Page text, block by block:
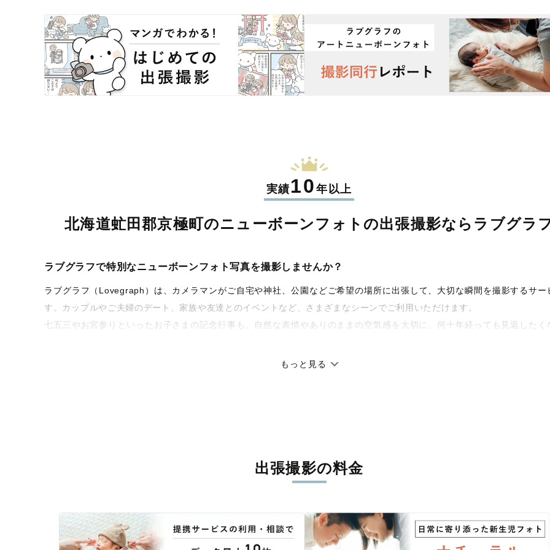
実績10年以上
北海道虻田郡京極町のニューボーンフォトの出張撮影なら ラブグラ
ラブグラフで特別なニューボーンフォト写真を撮影しませんか？
ラブグラフ（Lovegraph）は、カメラマンがご自宅や神社、公園などご希望の場所に出張して、大切な瞬間を撮影するサー
す。カップルやご夫婦のデート、家族や友達とのイベントなど、さまざまなシーンでご利用いただけます。
七五三やお宮参りといったお子さまの記念行事も、自然な表情やありのままの空気感を大切に、何十年経っても見返したく
撮影後は、独自の編集技術で写真の明るさや色合いを丁寧に調整。自然な雰囲気を残しつつも、おしゃれで洗練された仕
もっと見る
出張撮影の料金